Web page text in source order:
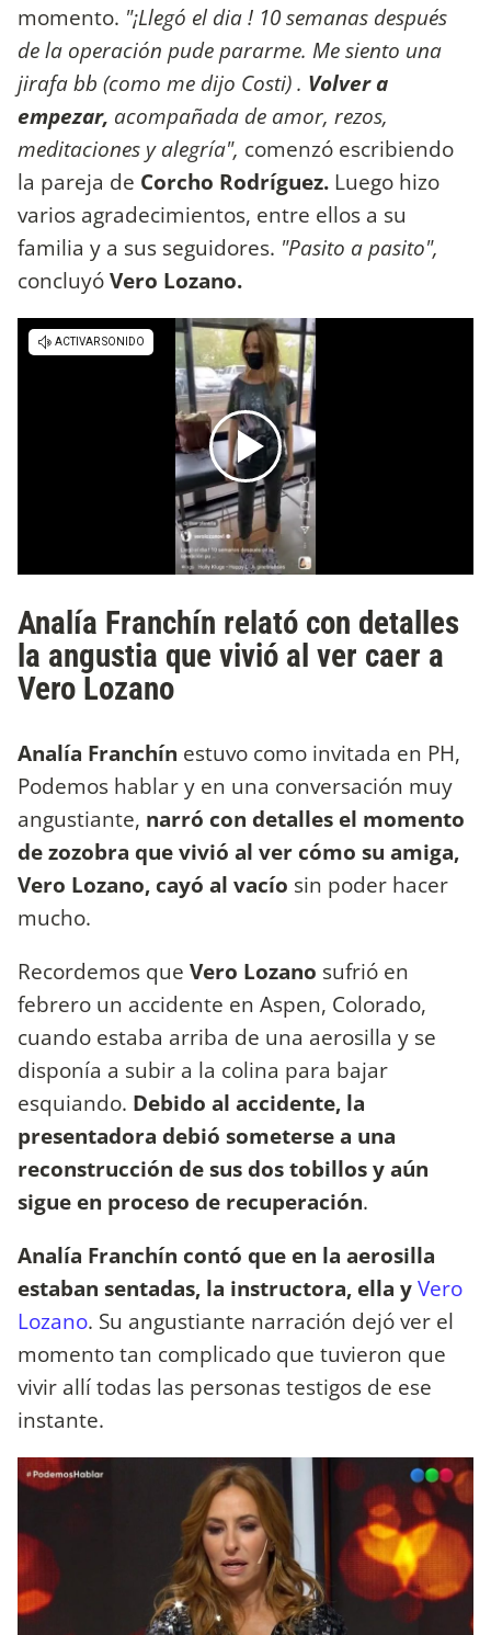
momento. "¡Llegó el dia ! 10 semanas después
de la operación pude pararme. Me siento una
jirafa bb (como me dijo Costi) . Volver a
empezar, acompañada de amor, rezos,
meditaciones y alegría", comenzó escribiendo
la pareja de Corcho Rodríguez. Luego hizo
varios agradecimientos, entre ellos a su
familia y a sus seguidores. "Pasito a pasito",
concluyóVero Lozano.
Analía Franchín relató con detalles
la angustia que vivió al ver caer a
Vero Lozano
Analía Franchín estuvo como invitada en PH,
Podemos hablar y en una conversación muy
angustiante, narró con detalles el momento
de zozobra que vivió al ver cómo su amiga,
Vero Lozano, cayó al vacío sin poder hacer
mucho.
Recordemos que Vero Lozano sufrió en
febrero un accidente en Aspen, Colorado,
cuando estaba arriba de una aerosilla y se
disponía a subir a la colina para bajar
esquiando. Debido al accidente, la
presentadora debió someterse a una
reconstrucción de sus dos tobillos y aún
sigue en proceso de recuperación.
Analía Franchín contó que en la aerosilla
estaban sentadas, la instructora, ella yVero
Lozano. Su angustiante narración dejó ver el
momento tan complicado que tuvieron que
vivir allí todas las personas testigos de ese
instante.